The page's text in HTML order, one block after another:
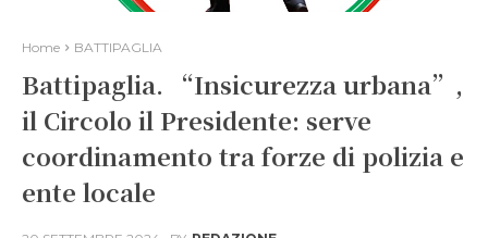
Home BATTIPAGLIA
Battipaglia. “Insicurezza urbana”,
il Circolo il Presidente: serve
coordinamento tra forze di polizia e
ente locale